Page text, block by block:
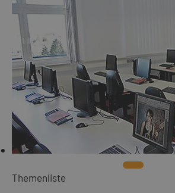
Themenliste